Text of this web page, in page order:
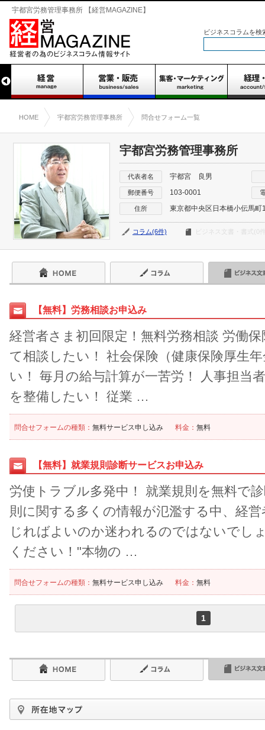
宇都宮労務管理事務所 【経営MAGAZINE】
ビジネスコラムを検
HOME 宇都宮労務管理事務所 問合せフォーム一覧
宇都宮労務管理事務所
代表者名 宇都宮 良男
郵便番号 103-0001
住所 東京都中央区日本橋小伝馬
コラム(6件) ビジネス文書・書式(0
【無料】労務相談お申込み
経営者さま初回限定！無料労務相談 労働
て相談したい！ 社会保険（健康保険厚生
い！ 毎月の給与計算が一苦労！ 人事担当
を整備したい！ 従業 …
問合せフォームの種類： 無料サービス申し込み 料金： 無料
【無料】就業規則診断サービスお申込み
労使トラブル多発中！ 就業規則を無料で
則に関する多くの情報が氾濫する中、経
じればよいのか迷われるのではないでし
ください！"本物の …
問合せフォームの種類： 無料サービス申し込み 料金： 無料
1